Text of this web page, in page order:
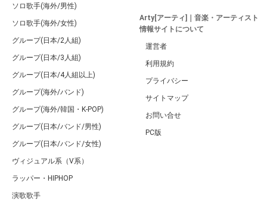
ソロ歌手(海外/男性)
ソロ歌手(海外/女性)
グループ(日本/2人組)
グループ(日本/3人組)
グループ(日本/4人組以上)
グループ(海外/バンド)
グループ(海外/韓国・K-POP)
グループ(日本/バンド/男性)
グループ(日本/バンド/女性)
ヴィジュアル系（V系）
ラッパー・HIPHOP
演歌歌手
Arty[アーティ]｜音楽・アーティスト
情報サイトについて
運営者
利用規約
プライバシー
サイトマップ
お問い合せ
PC版